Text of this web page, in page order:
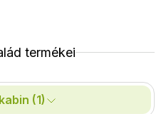
termékei
(1)